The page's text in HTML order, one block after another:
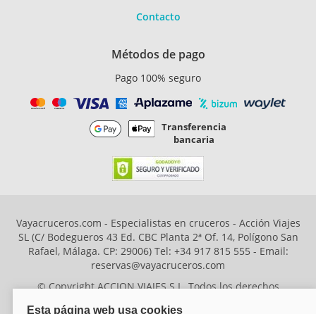
Contacto
Métodos de pago
Pago 100% seguro
Transferencia
bancaria
Vayacruceros.com - Especialistas en cruceros - Acción Viajes
SL (C/ Bodegueros 43 Ed. CBC Planta 2ª Of. 14, Polígono San
Rafael, Málaga. CP: 29006) Tel: +34 917 815 555 - Email:
reservas@vayacruceros.com
© Copyright ACCION VIAJES S.L. Todos los derechos